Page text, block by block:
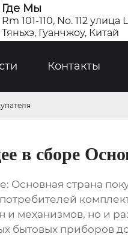
Где Мы
Rm 101-110, No. 112
Тяньхэ, Гуанчжоу, Китай
Контакты
в сборе
Основная страна
механизмов, но и
бытовых приборов